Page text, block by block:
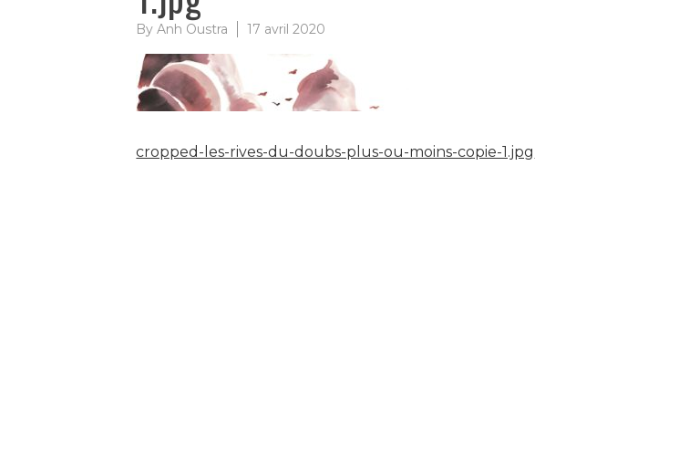
ByAnh Oustra 17 avril 2020
Navigation
cropped-les-rives-du-doubs-plus-ou-moins-copie-1.jpg